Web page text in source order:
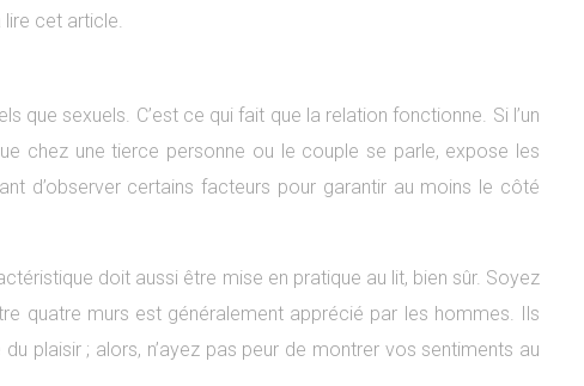
cet article.
sexuels. C’est ce qui fait que la relation fonctionne. Si l’un
chez une tierce personne ou le couple se parle, expose les
d’observer certains facteurs pour garantir au moins le côté
doit aussi être mise en pratique au lit, bien sûr. Soyez
quatre murs est généralement apprécié par les hommes. Ils
plaisir ; alors, n’ayez pas peur de montrer vos sentiments au